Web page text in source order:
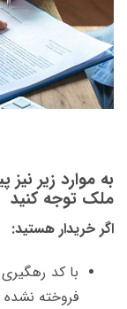
به موارد زیر
ملک توجه کنید
اگر خریدار هستید:
با کد
فروخته نشده